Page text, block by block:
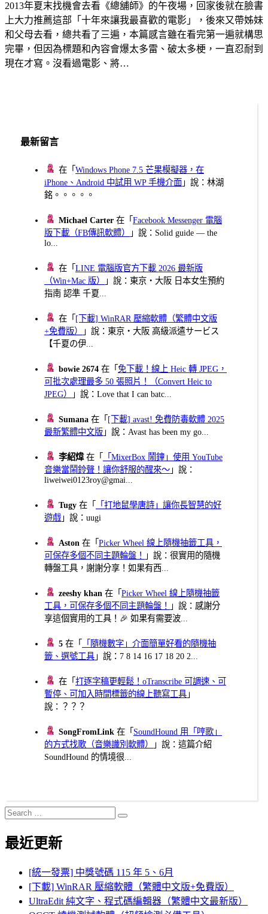
2013年夏末找機會去看《總舖師》的午夜場，回家後就在臉書
上大力推薦這部「十年來讓我最喜歡的電影」，後來又帶姊妹
和父母去看，總共看了三遍，本篇感言雖在看完第一遍就構思
完畢，但因為標題和內容會爆太多雷、破太多梗，一直忍耐到
現在才寫。沒看過電影、將…
最新留言
在「Windows Phone 7.5 芒果模擬器，在
iPhone、Android 中試用 WP 手機介面 」說：林湖
銘。。。。。
Michael Carter 在「Facebook Messenger 電腦
版下載（FB傳訊軟體）
」說：Solid guide — the
lo...
在「LINE 電腦版官方下載 2026 最新版
（Win+Mac 版）
」說：東京・大阪 日本女生預約
指南 認準 千夏...
在「 [下載] WinRAR 壓縮軟體（繁體中文版
+免費版）
」說：東京・大阪 高級派遣サービス
【千夏の伊...
bowie 2674 在「免下載！線上 Heic 轉 JPEG，
可批次處理最多 50 張照片！（Convert Heic to
JPEG）
」說：Love that I can batc...
Sumana 在「 [下載] avast! 免費防毒軟體 2025
最新繁體中文版 」說：Avast has been my go...
李紹煒在「
「MixerBox 鬧鐘」使用 YouTube
音樂當鬧鈴聲！讓你舒服的醒來～ 」說：
liweiwei0123roy@gmai...
Tugy 在「
「打地鼠學唐詩」讓你長智慧的好
遊戲 」說：uugi
Aston 在「Picker Wheel 線上隨機抽籤工具，
可保存多個不同主題輪盤！
」說：很實用的隨機
轉盤工具，謝謝分享！如果有西...
zeeshy khan 在「Picker Wheel 線上隨機抽籤
工具，可保存多個不同主題輪盤！
」說：感謝分
享這個實用的工具！🎉 如果有需要波...
5 在「
「隨機數字」介面簡單好看的隨機抽
籤、選號工具 」說：7 8 14 16 17 18 20 2...
在「打逐字稿更輕鬆！oTranscribe 可調速、可
暫停、可加入時間標籤的線上聽寫工具 」
說：？？？
SongFromLink 在「 SoundHound 用「哼歌」
的方式找歌（音樂識別軟體）
」說：這篇介紹
SoundHound 的情境很...
Search
for:
Search
最近更新
[統一發票] 中獎號碼 115 年 5、6月
[下載] WinRAR 壓縮軟體（繁體中文版+免費版）
UltraEdit 純文字、程式碼編輯器（繁體中文最新版）